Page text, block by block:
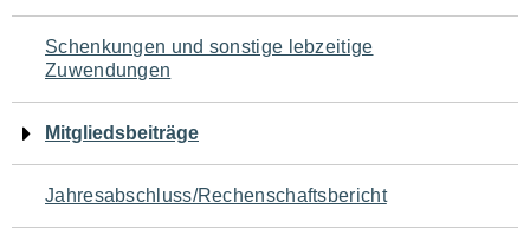
Schenkungen und sonstige lebzeitige
Zuwendungen
Mitgliedsbeiträge
Jahresabschluss/Rechenschaftsbericht